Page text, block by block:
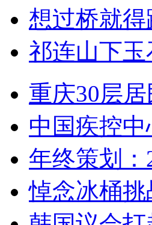
想过桥就
祁连山下
重庆30层
中国疾控
年终策划：
悼念冰桶